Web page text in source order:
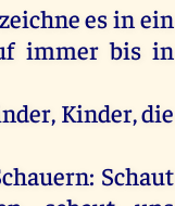
zeichneesin ein
immer bis in
, Kinder,die
: Schaut